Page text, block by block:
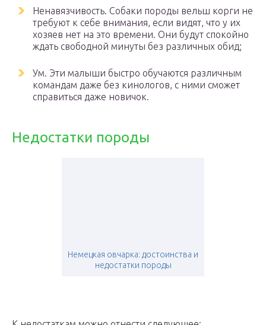
Ненавязчивость. Собаки породы вельш корги не
требуют к себе внимания, если видят, что у их
хозяев нет на это времени. Они будут спокойно
ждать свободной минуты без различных обид;
Ум. Эти малыши быстро обучаются различным
командам даже без кинологов, с ними сможет
справиться даже новичок.
Недостатки породы
Немецкая овчарка: достоинства и
недостатки породы